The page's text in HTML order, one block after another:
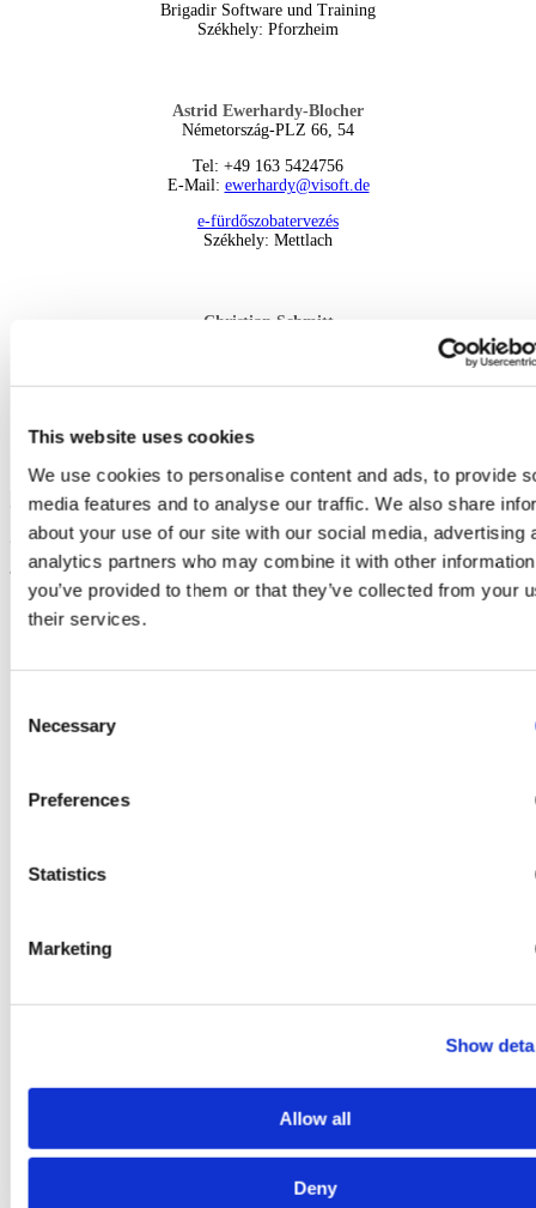
This website uses cookies
We use cookies to personalise content and ads, to provide
media features and to analyse our traffic. We also share
about your use of our site with our social media, advertising
analytics partners who may combine it with other
you’ve provided to them or that they’ve collected from your
their services.
Selection
Necessary
Preferences
Statistics
Marketing
Show
Allow all
Deny
Brigadir Software und Training
Székhely: Pforzheim
Astrid Ewerhardy-Blocher
Németország-PLZ 66, 54
Tel: +49 163 5424756
E-Mail: ewerhardy@visoft.de
e-fürdőszobatervezés
Székhely: Mettlach
Christian Schmitt
Székhely: Trebbin
KÉPVISELETEK
VILÁGSZERTE
Paul Ivanciuc
Románia